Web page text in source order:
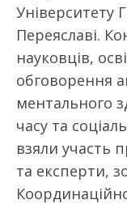
Університету
Переяславі.
науковців,
обговорення
ментального
часу та
взяли участь
та експерти,